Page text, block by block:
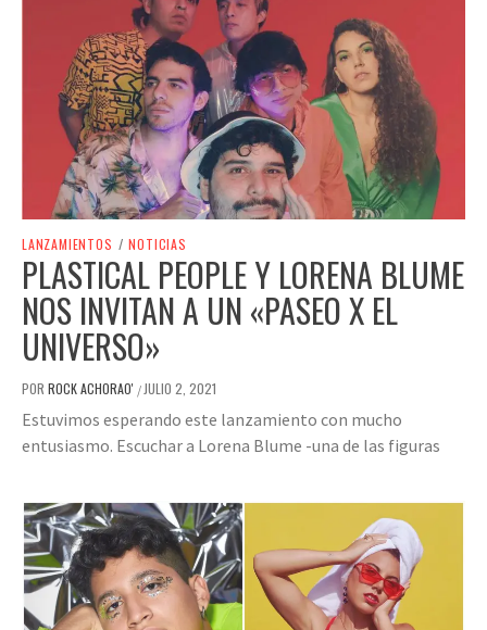
LANZAMIENTOS / NOTICIAS
PLASTICAL PEOPLE Y LORENA BLUME
NOS INVITAN A UN «PASEO X EL
UNIVERSO»
POR ROCK ACHORAO' / JULIO 2, 2021
Estuvimos esperando este lanzamiento con mucho
entusiasmo. Escuchar a Lorena Blume -una de las figuras